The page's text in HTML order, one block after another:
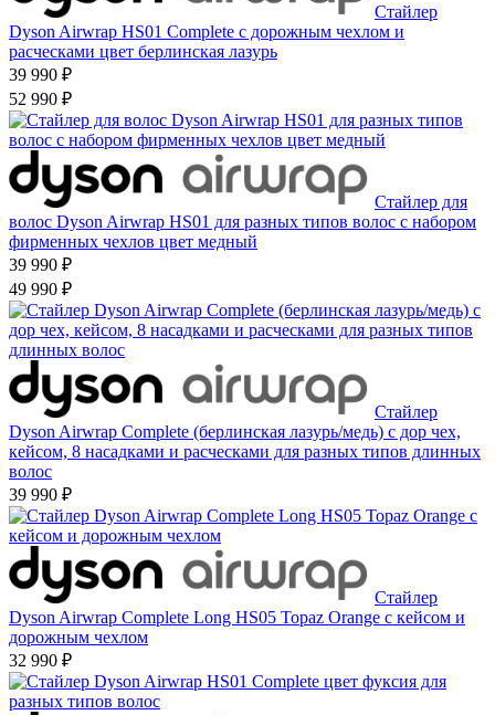
Стайлер
Dyson Airwrap HS01 Complete с дорожным чехлом и
расческами цвет берлинская лазурь
39 990 ₽
52 990 ₽
Стайлер для
волос Dyson Airwrap HS01 для разных типов волос с набором
фирменных чехлов цвет медный
39 990 ₽
49 990 ₽
Стайлер
Dyson Airwrap Complete (берлинская лазурь/медь) с дор чех,
кейсом, 8 насадками и расческами для разных типов длинных
волос
39 990 ₽
Стайлер
Dyson Airwrap Complete Long HS05 Topaz Orange с кейсом и
дорожным чехлом
32 990 ₽